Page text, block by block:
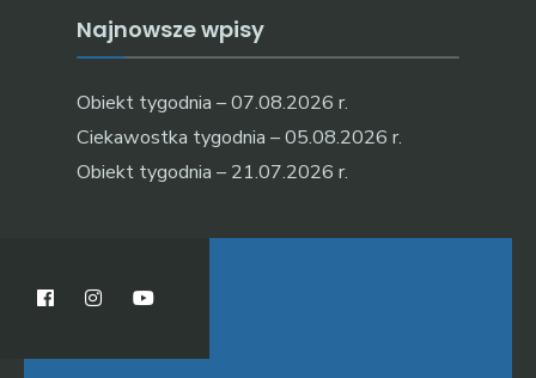
Najnowsze wpisy
Obiekt tygodnia – 07.08.2026 r.
Ciekawostka tygodnia – 05.08.2026 r.
Obiekt tygodnia – 21.07.2026 r.